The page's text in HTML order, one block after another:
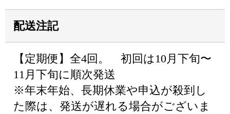
配送注記
【定期便】全4回。 初回は10月下旬〜
11月下旬に順次発送
※年末年始、長期休業や申込が殺到し
た際は、発送が遅れる場合がございま